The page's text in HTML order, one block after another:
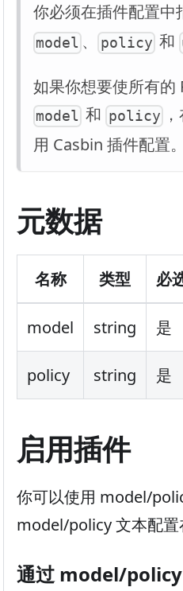
你必须在插件配置中
model 、 policy和
如果你想要使所有的
model 和 policy，
用 Casbin 插件配置。
元数据
名称 类型 必
model string 是
policy string 是
启用插件
你可以使用 model/
model/policy 文本配置
通过 model/policy